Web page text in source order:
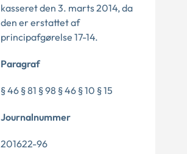
kasseret den 3. marts 2014, da
den er erstattet af
principafgørelse 17-14.
Paragraf
§ 46 § 81 § 98 § 46 § 10 § 15
Journalnummer
201622-96